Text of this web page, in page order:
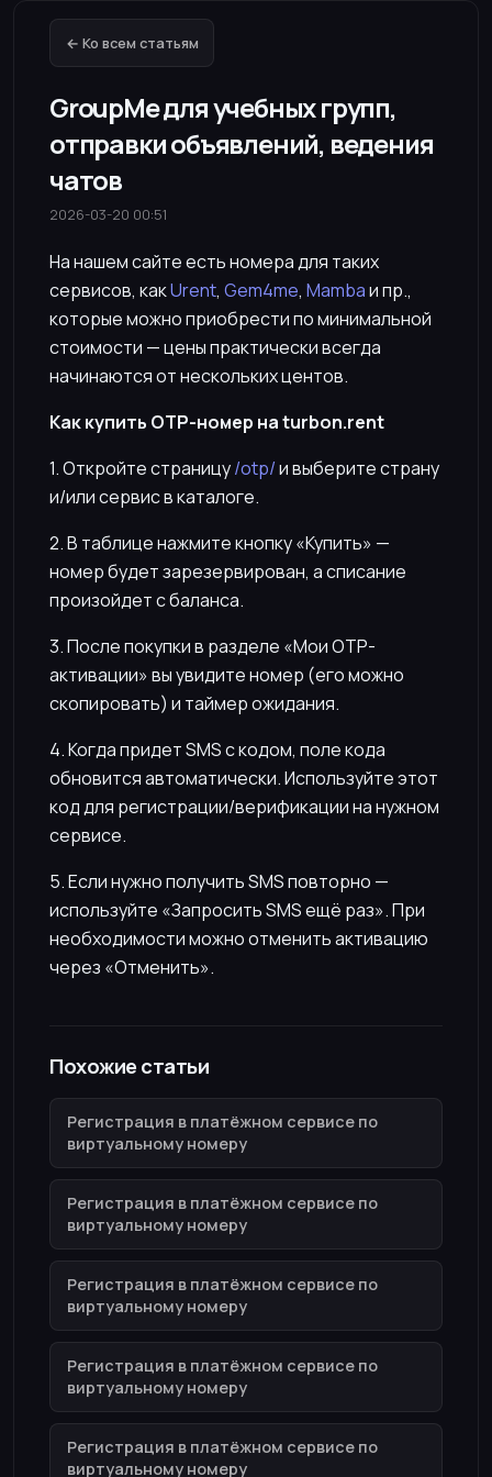
← Ко всем статьям
GroupMe для учебных групп,
отправки объявлений, ведения
чатов
2026-03-20 00:51
На нашем сайте есть номера для таких
сервисов, какUrent, Gem4me, Mambaи пр.,
которые можно приобрести по минимальной
стоимости — цены практически всегда
начинаются от нескольких центов.
Как купить OTP-номер на turbon.rent
1. Откройте страницу/otp/и выберите страну
и/или сервис в каталоге.
2. В таблице нажмите кнопку «Купить» —
номер будет зарезервирован, а списание
произойдет с баланса.
3. После покупки в разделе «Мои OTP-
активации» вы увидите номер (его можно
скопировать) и таймер ожидания.
4. Когда придет SMS с кодом, поле кода
обновится автоматически. Используйте этот
код для регистрации/верификации на нужном
сервисе.
5. Если нужно получить SMS повторно —
используйте «Запросить SMS ещё раз». При
необходимости можно отменить активацию
через «Отменить».
Похожие статьи
Регистрация в платёжном сервисе по
виртуальному номеру
Регистрация в платёжном сервисе по
виртуальному номеру
Регистрация в платёжном сервисе по
виртуальному номеру
Регистрация в платёжном сервисе по
виртуальному номеру
Регистрация в платёжном сервисе по
виртуальному номеру